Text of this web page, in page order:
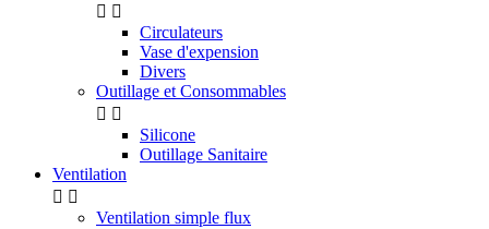
 
Circulateurs
Vase d'expension
Divers
Outillage et Consommables
 
Silicone
Outillage Sanitaire
Ventilation
 
Ventilation simple flux